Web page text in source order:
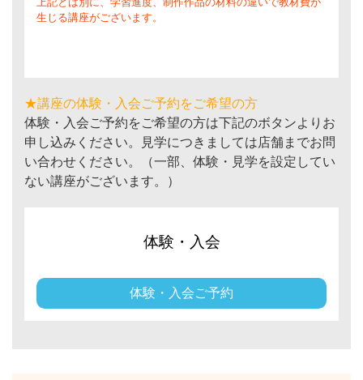
生じる講座がございます。
★講座の体験・入会ご予約をご希望の方
体験・入会ご予約をご希望の方は下記のボタンよりお
申し込みください。見学につきましては店舗までお問
い合わせください。（一部、体験・見学を設定してい
ない講座がございます。）
体験・入会
体験・入会ご予約